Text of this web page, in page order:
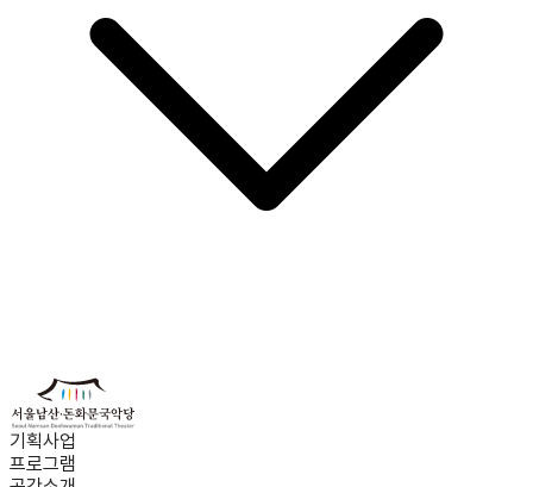
기획사업
프로그램